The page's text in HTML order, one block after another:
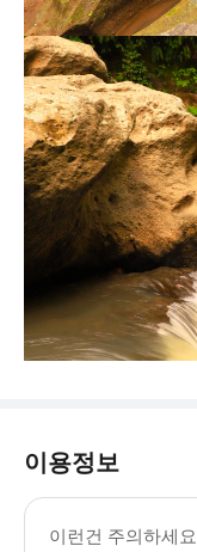
이용정보
이런건 주의하세요